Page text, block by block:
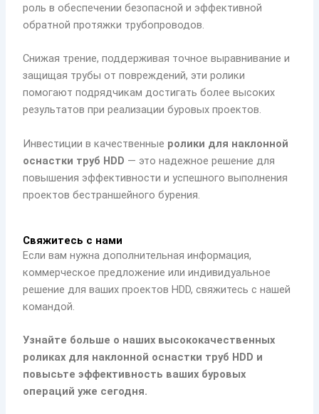
роль в обеспечении безопасной и эффективной
обратной протяжки трубопроводов.
Снижая трение, поддерживая точное выравнивание и
защищая трубы от повреждений, эти ролики
помогают подрядчикам достигать более высоких
результатов при реализации буровых проектов.
Инвестиции в качественные ролики для наклонной
оснастки труб HDD — это надежное решение для
повышения эффективности и успешного выполнения
проектов бестраншейного бурения.
Свяжитесь с нами
Если вам нужна дополнительная информация,
коммерческое предложение или индивидуальное
решение для ваших проектов HDD, свяжитесь с нашей
командой.
Узнайте больше о наших высококачественных
роликах для наклонной оснастки труб HDD и
повысьте эффективность ваших буровых
операций уже сегодня.